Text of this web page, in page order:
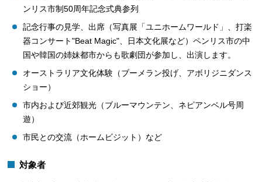
ンリス市制50周年記念式典参列
記念行事の見学、出席（写真展「ユニホームワールド」、打楽
器コンサート"Beat Magic"、日本文化展など）ペンリス市の中
国や韓国の姉妹都市からも歌劇団が参加し、出演します。
オーストラリア文化体験（ブーメラン投げ、アボリジニダンス
ショー）
市内および近郊観光（ブルーマウンテン、ネピアンベル号周
遊）
市民との交流（ホームビジット）など
対象者